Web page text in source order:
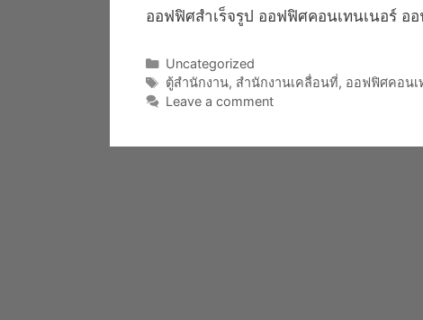
ออฟฟิศสำเร็จรูป ออฟฟิศคอนเทนเนอร์
Categories
Uncategorized
Tags
ตู้สำนักงาน, สำนักงานเคลื่อนที่, ออฟฟิศคอนเ
Leave a comment